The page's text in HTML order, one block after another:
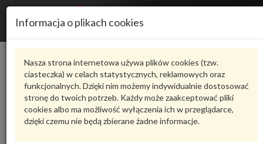
Informacja o plikach cookies
Nasza strona internetowa używa plików cookies (tzw.
ciasteczka) w celach statystycznych, reklamowych oraz
funkcjonalnych. Dzięki nim możemy indywidualnie dostosować
stronę do twoich potrzeb. Każdy może zaakceptować pliki
cookies albo ma możliwość wyłączenia ich w przeglądarce,
dzięki czemu nie będą zbierane żadne informacje.
Karta produktu
4M0807109CVAG
VAG - produkt oryginalny VW AUDI SEAT SKODA
belka zderzaka 4M0807109C VAG